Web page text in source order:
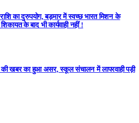
का दुरुपयोग, बड़मार में स्वच्छ भारत मिशन के
के बाद भी कार्यवाही नहीं !
खबर का हुआ असर, स्कूल संचालन में लापरवाही पड़ी